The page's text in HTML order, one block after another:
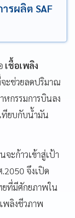
รผลิต SAF
เชื้อเพลิง
ะช่วยลดปริมาณ
กรรมการบินลง
ทียบกับน้ำมัน
จะก้าวเข้าสู่เป้า
จึงเปิด
ยที่มีศักยภาพใน
พลิงชีวภาพ